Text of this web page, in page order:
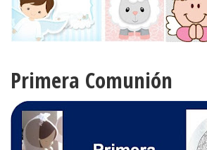
Primera Comunión